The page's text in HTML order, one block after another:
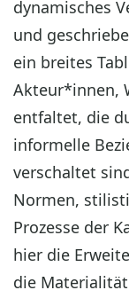
dynamisches
und
ein breites
Akteur*innen,
entfaltet, die
informelle
verschaltet
Normen,
Prozesse der
hier die
die